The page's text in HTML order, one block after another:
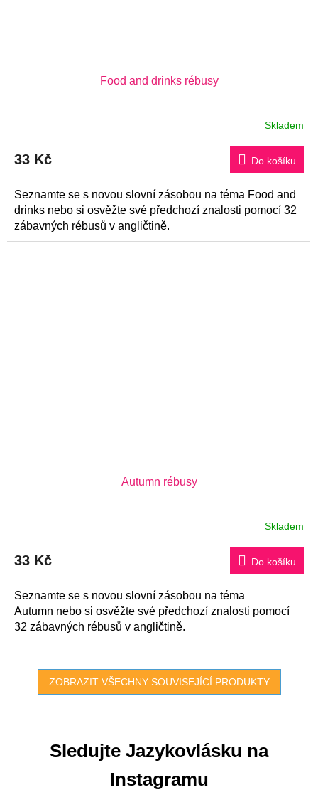
Food and drinks rébusy
Skladem
33 Kč Do košíku
Seznamte se s novou slovní zásobou na téma Food and
drinks nebo si osvěžte své předchozí znalosti pomocí 32
zábavných rébusů v angličtině.
Autumn rébusy
Skladem
33 Kč Do košíku
Seznamte se s novou slovní zásobou na téma
Autumn nebo si osvěžte své předchozí znalosti pomocí
32 zábavných rébusů v angličtině.
ZOBRAZIT VŠECHNY SOUVISEJÍCÍ PRODUKTY
Sledujte Jazykovlásku na
Instagramu